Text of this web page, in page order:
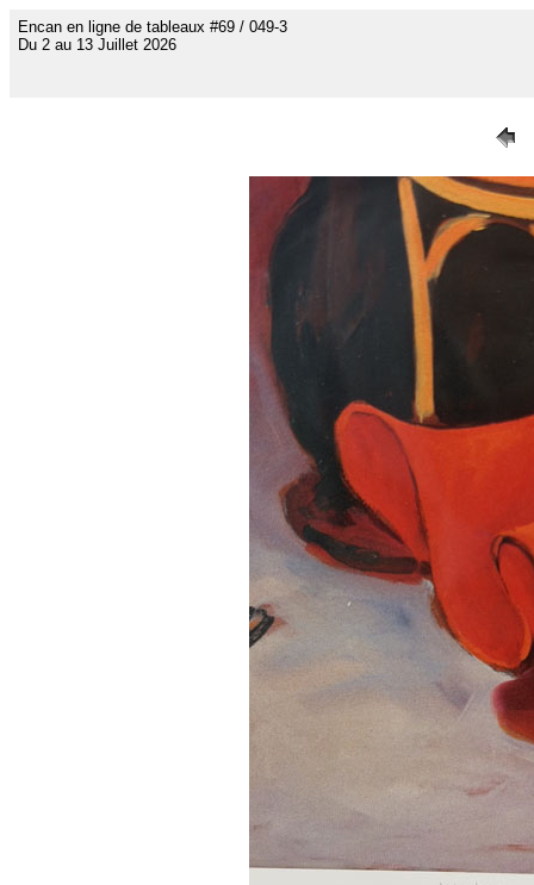
Encan en ligne de tableaux #69 / 049-3
Du 2 au 13 Juillet 2026